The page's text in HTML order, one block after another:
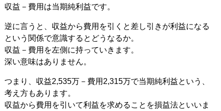
収益－費用は当期純利益です。
逆に言うと、収益から費用を引くと差し引きが利益になる
という関係で意識するとどうなるか。
収益－費用を左側に持っていきます。
深い意味はありません。
つまり、収益2,535万－費用2,315万で当期純利益という、
考え方もあります。
収益から費用を引いて利益を求めることを損益法といいま